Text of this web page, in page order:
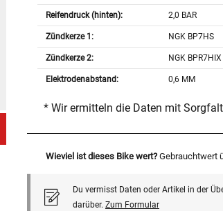
Reifendruck (hinten): 2,0 BAR
Zündkerze 1: NGK BP7HS
Zündkerze 2: NGK BPR7HIX
Elektrodenabstand: 0,6 MM
* Wir ermitteln die Daten mit
Wieviel ist dieses Bike wert? Gebrauchtwert
Du vermisst Daten oder Artikel in der
darüber. Zum Formular